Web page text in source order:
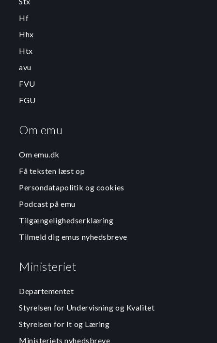
Hf
Hhx
Htx
avu
FVU
FGU
Om emu
Om emu.dk
Få teksten læst op
Persondatapolitik og cookies
Podcast på emu
Tilgængelighedserklæring
Tilmeld dig emus nyhedsbreve
Ministeriet
Departementet
Styrelsen for Undervisning og Kvalitet
Styrelsen for It og Læring
Ministeriets nyhedsbreve